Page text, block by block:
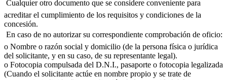
 Cualquier otro documento que se considere conveniente para
acreditar el cumplimiento de los requisitos y condiciones de la
concesión.
 En caso de no autorizar su correspondiente comprobación de oficio:
o Nombre o razón social y domicilio (de la persona física o jurídica
del solicitante, y en su caso, de su representante legal).
o Fotocopia compulsada del D.N.I., pasaporte o fotocopia legalizada
(Cuando el solicitante actúe en nombre propio y se trate de